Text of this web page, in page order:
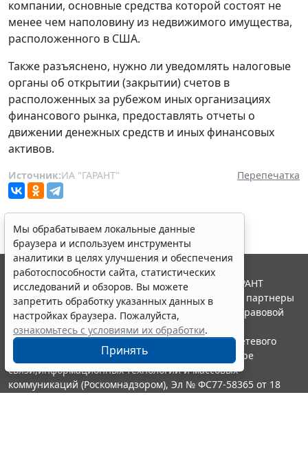
компании, основные средства которой состоят не
менее чем наполовину из недвижимого имущества,
расположенного в США.
Также разъяснено, нужно ли уведомлять налоговые
органы об открытии (закрытии) счетов в
расположенных за рубежом иных организациях
финансового рынка, предоставлять отчеты о
движении денежных средств и иных финансовых
активов.
Источник:ИА "ГАРАНТ" Перепечатка
Мы обрабатываем локальные данные
браузера и используем инструменты
аналитики в целях улучшения и обеспечения
работоспособности сайта, статистических
исследований и обзоров. Вы можете
запретить обработку указанных данных в
настройках браузера. Пожалуйста,
ознакомьтесь с условиями их обработки.
Принять
© ООО "НПП "ГАРАНТ-СЕРВИС", 2026. Система ГАРАНТ
выпускается с 1990 года. Компания "Гарант" и ее партнеры
являются участниками Российской ассоциации правовой
информации ГАРАНТ.
Портал ГАРАНТ.РУ зарегистрирован в качестве сетевого
издания Федеральной службой по надзору в сфере
связи,информационных технологий и массовых
коммуникаций (Роскомнадзором), Эл № ФС77-58365 от 18